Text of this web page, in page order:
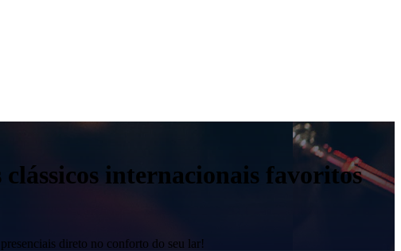
internacionais favoritos
direto no conforto do seu lar!